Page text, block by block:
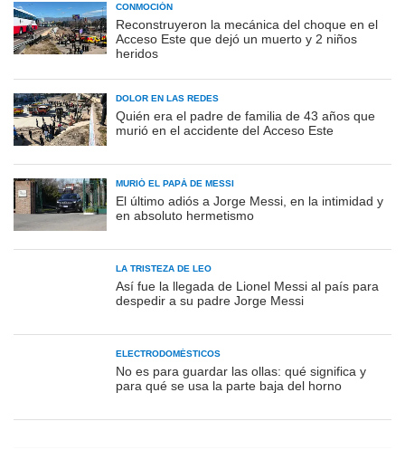
CONMOCIÓN
Reconstruyeron la mecánica del choque en el
Acceso Este que dejó un muerto y 2 niños
heridos
DOLOR EN LAS REDES
Quién era el padre de familia de 43 años que
murió en el accidente del Acceso Este
MURIÓ EL PAPÁ DE MESSI
El último adiós a Jorge Messi, en la intimidad y
en absoluto hermetismo
LA TRISTEZA DE LEO
Así fue la llegada de Lionel Messi al país para
despedir a su padre Jorge Messi
ELECTRODOMÉSTICOS
No es para guardar las ollas: qué significa y
para qué se usa la parte baja del horno